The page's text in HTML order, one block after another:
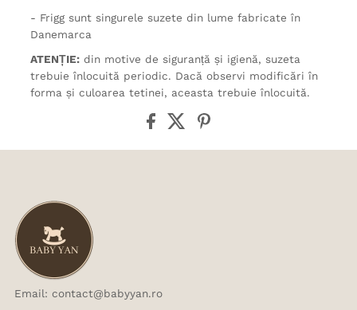
- Frigg sunt singurele suzete din lume fabricate în
Danemarca
ATENȚIE: din motive de siguranță și igienă, suzeta
trebuie înlocuită periodic. Dacă observi modificări în
forma și culoarea tetinei, aceasta trebuie înlocuită.
Email: contact@babyyan.ro